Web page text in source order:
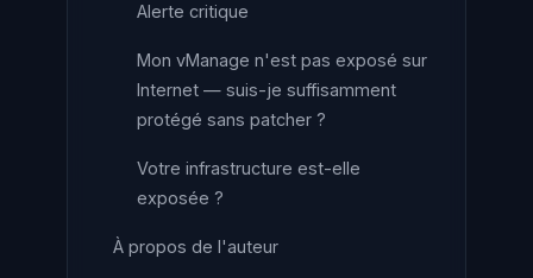
Alerte critique
Mon vManage n'est pas exposé sur
Internet — suis-je suffisamment
protégé sans patcher ?
Votre infrastructure est-elle
exposée ?
À propos de l'auteur